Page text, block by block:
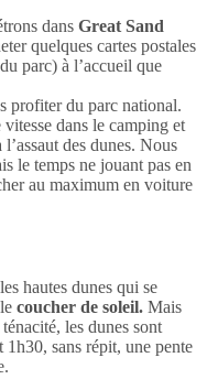
dans Great Sand
quelques cartes postales
parc) à l’accueil que
profiter du parc national.
dans le camping et
des dunes. Nous
le temps ne jouant pas en
au maximum en voiture
hautes dunes qui se
coucher de soleil. Mais
les dunes sont
1h30, sans répit, une pente